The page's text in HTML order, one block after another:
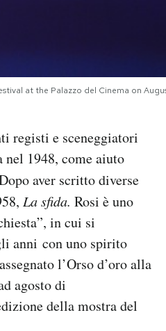
at the Palazzo del Cinema on
registi e sceneggiatori
1948, come aiuto
aver scritto diverse
La sfida. Rosi è uno
in cui si
anni con uno spirito
l’Orso d’oro alla
agosto di
della mostra del